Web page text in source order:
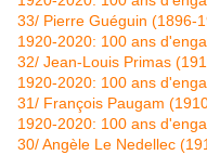
33/ Pierre Guéguin (1896-
1920-2020: 100 ans
32/ Jean-Louis Primas
1920-2020: 100 ans
31/ François Paugam
1920-2020: 100 ans
30/ Angèle Le Nedellec